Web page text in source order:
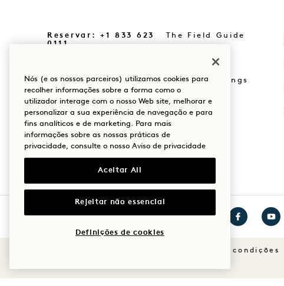
Reservar: +1 833 623
0111
localizações
A nossa história
Sustentabilidade
The Field Guide
Imprensa
Loja Goodthings
Mission
Visitar
no
no
1
no
1
Termos e condições
Nós (e os nossos parceiros) utilizamos cookies para
recolher informações sobre a forma como o
utilizador interage com o nosso Web site, melhorar e
personalizar a sua experiência de navegação e para
fins analíticos e de marketing. Para mais
informações sobre as nossas práticas de
privacidade, consulte o nosso Aviso de privacidade
Aceitar All
Rejeitar não essencial
Definições de cookies